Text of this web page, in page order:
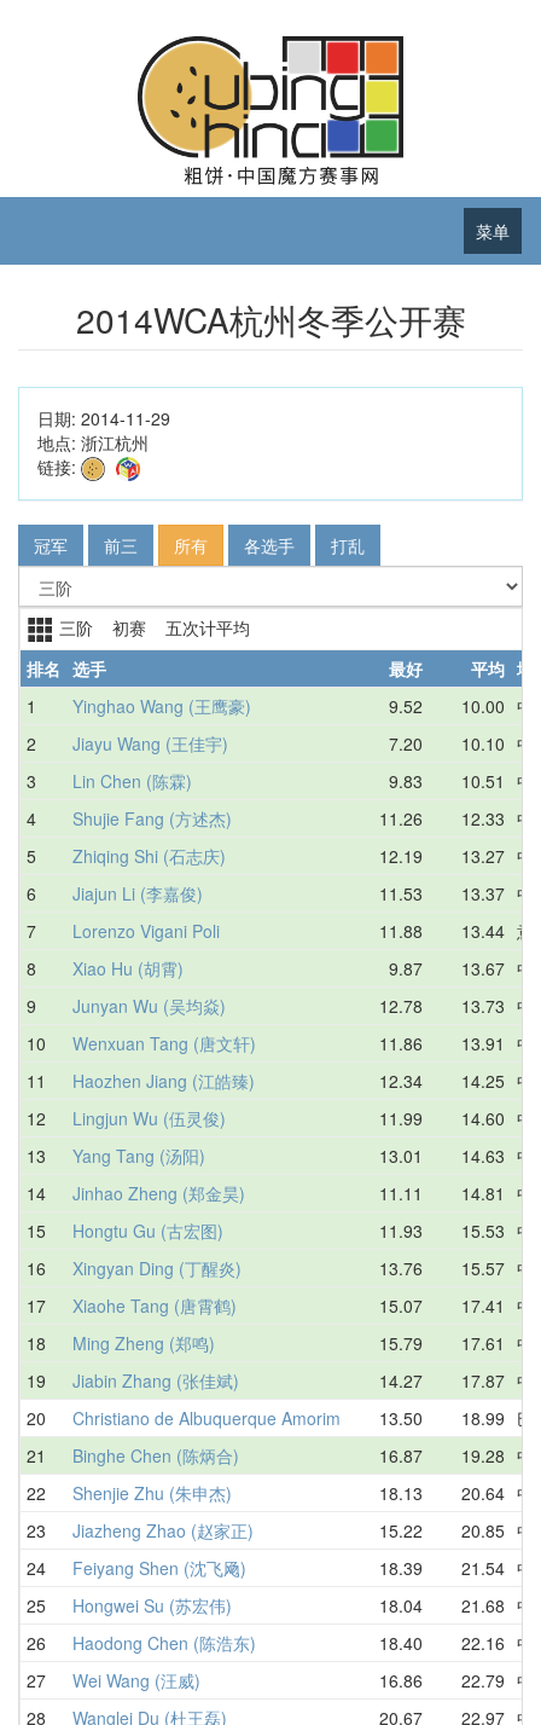
菜单
2014WCA杭州冬季公开赛
日期: 2014-11-29
地点: 浙江杭州
链接:
冠军 前三 所有 各选手 打乱
三阶 初赛 五次计平均
排名 选手 最好 平均 地
1
Yinghao Wang (王鹰豪) 9.52 10.00 中
2
Jiayu Wang (王佳宇) 7.20 10.10 中
3
Lin Chen (陈霖) 9.83 10.51
中
4
Shujie Fang (方述杰) 11.26 12.33 中
5
Zhiqing Shi (石志庆) 12.19 13.27 中
6
Jiajun Li (李嘉俊) 11.53 13.37 中
7
Lorenzo Vigani Poli 11.88 13.44 意
8
Xiao Hu (胡霄) 9.87 13.67 中
9
Junyan Wu (吴均焱) 12.78 13.73 中
10
Wenxuan Tang (唐文轩) 11.86 13.91
中
11
Haozhen Jiang (江皓臻) 12.34 14.25 中
12
Lingjun Wu (伍灵俊) 11.99 14.60 中
13
Yang Tang (汤阳) 13.01 14.63 中
14
Jinhao Zheng (郑金昊) 11.11 14.81
中
15
Hongtu Gu (古宏图) 11.93 15.53 中
16
Xingyan Ding (丁醒炎) 13.76 15.57 中
17
Xiaohe Tang (唐霄鹤) 15.07 17.41
中
18
Ming Zheng (郑鸣) 15.79 17.61
中
19
Jiabin Zhang (张佳斌) 14.27 17.87 中
20
Christiano de Albuquerque Amorim 13.50 18.99 巴
21
Binghe Chen (陈炳合) 16.87 19.28 中
22
Shenjie Zhu (朱申杰) 18.13 20.64 中
23
Jiazheng Zhao (赵家正) 15.22 20.85 中
24
Feiyang Shen (沈飞飏) 18.39 21.54 中
25
Hongwei Su (苏宏伟) 18.04 21.68 中
26
Haodong Chen (陈浩东) 18.40 22.16 中
27
Wei Wang (汪威) 16.86 22.79 中
28
Wanglei Du (杜王磊) 20.67 22.97 中